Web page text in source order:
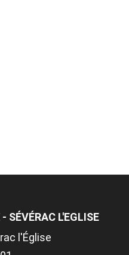
SÉVÉRAC L'EGLISE
l'Église